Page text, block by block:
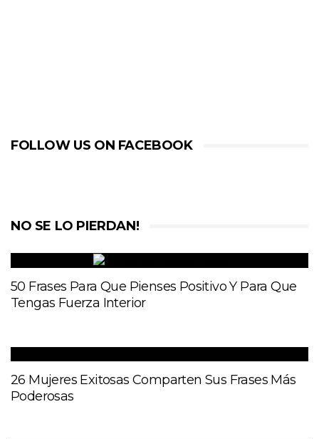
FOLLOW US ON FACEBOOK
NO SE LO PIERDAN!
50 Frases Para Que Pienses Positivo Y Para Que
Tengas Fuerza Interior
26 Mujeres Exitosas Comparten Sus Frases Más
Poderosas